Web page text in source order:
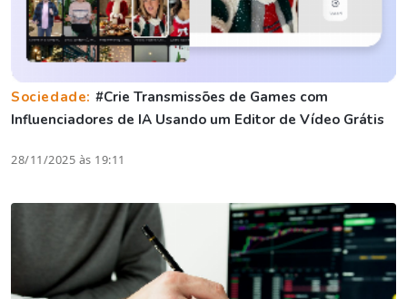
Sociedade: #Crie Transmissões de Games com
Influenciadores de IA Usando um Editor de Vídeo Grátis
28/11/2025 às 19:11